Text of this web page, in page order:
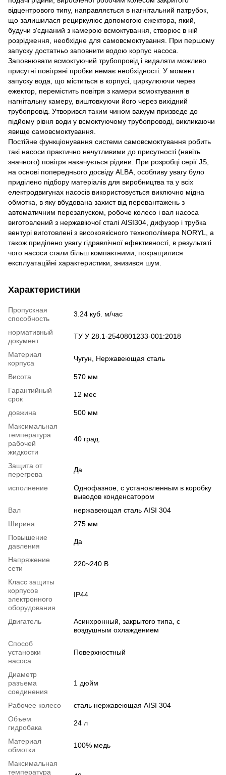
відцентрового типу, направляється в нагнітальний патрубок,
що залишилася рециркулює допомогою ежектора, який,
будучи з'єднаний з камерою всмоктування, створює в ній
розрідження, необхідне для самовсмоктування. При першому
запуску достатньо заповнити водою корпус насоса.
Заповнювати всмоктуючий трубопровід і видаляти можливо
присутні повітряні пробки немає необхідності. У момент
запуску вода, що міститься в корпусі, циркулюючи через
ежектор, перемістить повітря з камери всмоктування в
нагнітальну камеру, виштовхуючи його через вихідний
трубопровід. Утворився таким чином вакуум призведе до
підйому рівня води у всмоктуючому трубопроводі, викликаючи
явище самовсмоктування.
Постійне функціонування системи самовсмоктування робить
такі насоси практично нечутливими до присутності (навіть
значного) повітря накачується рідини. При розробці серії JS,
на основі попереднього досвіду ALBA, особливу увагу було
приділено підбору матеріалів для виробництва та у всіх
електродвигунах насосів використовується виключно мідна
обмотка, в яку вбудована захист від перевантажень з
автоматичним перезапуском, робоче колесо і вал насоса
виготовлений з нержавіючої сталі AISI304, дифузор і трубка
вентурі виготовлені з високоякісного технополімера NORYL, а
також приділено увагу гідравлічної ефективності, в результаті
чого насоси стали більш компактними, покращилися
експлуатаційні характеристики, знизився шум.
Характеристики
Пропускная
способность
3.24 куб. м/час
нормативный
документ
ТУ У 28.1-2540801233-001:2018
Материал
корпуса
Чугун, Нержавеющая сталь
Висота
570 мм
Гарантийный
срок
12 мес
довжина
500 мм
Максимальная
температура
рабочей
жидкости
40 град.
Защита от
перегрева
Да
исполнение
Однофазное, с установленным в коробку
выводов конденсатором
Вал
нержавеющая сталь AISI 304
Ширина
275 мм
Повышение
давления
Да
Напряжение
сети
220~240 В
Класс защиты
корпусов
электронного
оборудования
IP44
Двигатель
Асинхронный, закрытого типа, с
воздушным охлаждением
Способ
установки
насоса
Поверхностный
Диаметр
разъема
соединения
1 дюйм
Рабочее колесо
сталь нержавеющая AISI 304
Объем
гидробака
24 л
Материал
обмотки
100% медь
Максимальная
температура